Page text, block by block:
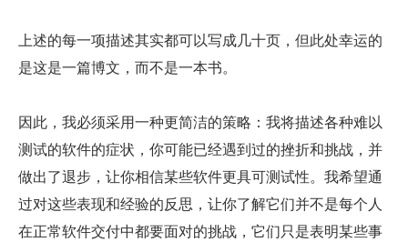
上述的每一项描述其实都可以写成几十页，但此处幸运的
是这是一篇博文，而不是一本书。
因此，我必须采用一种更简洁的策略：我将描述各种难以
测试的软件的症状，你可能已经遇到过的挫折和挑战，并
做出了退步，让你相信某些软件更具可测试性。我希望通
过对这些表现和经验的反思，让你了解它们并不是每个人
在正常软件交付中都要面对的挑战，它们只是表明某些事